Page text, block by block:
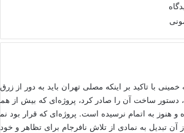
خمینی با تاکید بر اینکه مصلی تهران باید به دور از
دستور ساخت آن را صادر کرد، پروژه‌ای که بیش از
و هنوز به اتمام نرسیده است. پروژه‌ای که قرار بود
آن تبدیل به نمادی از تلاش نافرجام برای تظاهر و